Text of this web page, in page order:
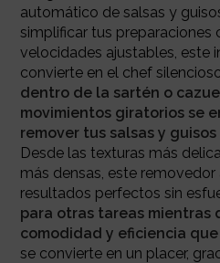
automático de salsas y
simplificar tus preparaciones
velocidades ajustables, este
convierte en el chef
dentro de la sartén o
movimientos giratorios se
remover tus salsas y
Desde las texturas más
más densas, este
resultados perfectos sin
para otras tareas mientras
comodidad y eficiencia
se convierte en un placer,